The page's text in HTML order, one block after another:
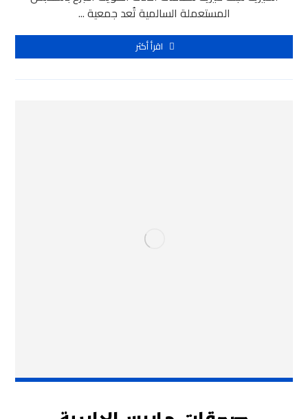
المستعملة السالمية تُعد جمعية ...
اقرأ أكثر